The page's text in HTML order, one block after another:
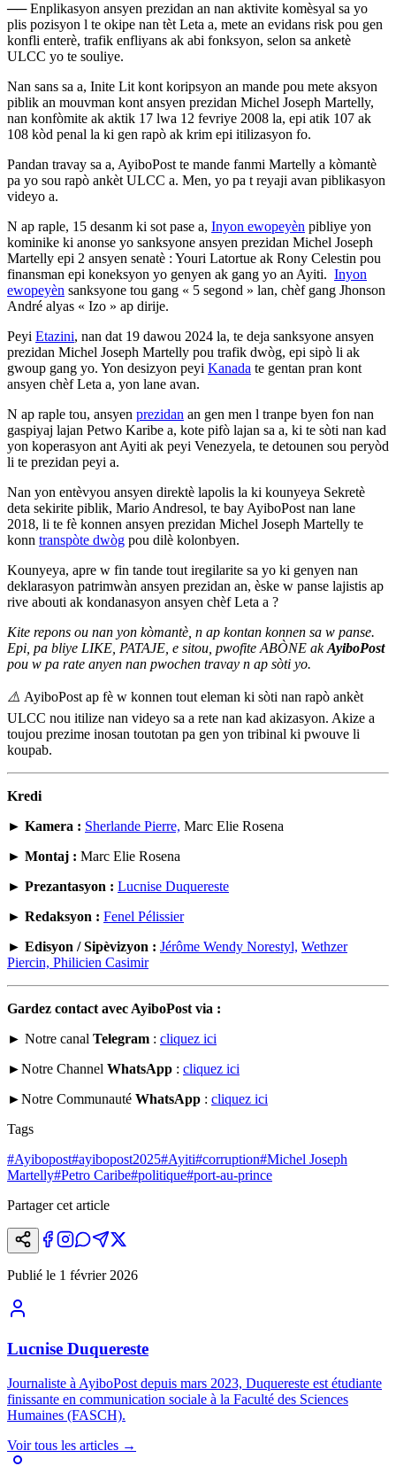
──Enplikasyon ansyen prezidan an nan aktivite komèsyal sa yo
plis pozisyon l te okipe nan tèt Leta a, mete an evidans risk pou gen
konfli enterè, trafik enfliyans ak abi fonksyon, selon sa anketè
ULCC yo te souliye.
Nan sans sa a, Inite Lit kont koripsyon an mande pou mete aksyon
piblik an mouvman kont ansyen prezidan Michel Joseph Martelly,
nan konfòmite ak aktik 17 lwa 12 fevriye 2008 la, epi atik 107 ak
108 kòd penal la ki gen rapò ak krim epi itilizasyon fo.
Pandan travay sa a, AyiboPost te mande fanmi Martelly a kòmantè
pa yo sou rapò ankèt ULCC a. Men, yo pa t reyaji avan piblikasyon
videyo a.
N ap raple, 15 desanm ki sot pase a, Inyon ewopeyèn pibliye yon
kominike ki anonse yo sanksyone ansyen prezidan Michel Joseph
Martelly epi 2 ansyen senatè : Youri Latortue ak Rony Celestin pou
finansman epi koneksyon yo genyen ak gang yo an Ayiti. Inyon
ewopeyèn sanksyone tou gang « 5 segond » lan, chèf gang Jhonson
André alyas « Izo » ap dirije.
Peyi Etazini, nan dat 19 dawou 2024 la, te deja sanksyone ansyen
prezidan Michel Joseph Martelly pou trafik dwòg, epi sipò li ak
gwoup gang yo. Yon desizyon peyi Kanada te gentan pran kont
ansyen chèf Leta a, yon lane avan.
N ap raple tou, ansyen prezidan an gen men l tranpe byen fon nan
gaspiyaj lajan Petwo Karibe a, kote pifò lajan sa a, ki te sòti nan kad
yon koperasyon ant Ayiti ak peyi Venezyela, te detounen sou peryòd
li te prezidan peyi a.
Nan yon entèvyou ansyen direktè lapolis la ki kounyeya Sekretè
deta sekirite piblik, Mario Andresol, te bay AyiboPost nan lane
2018, li te fè konnen ansyen prezidan Michel Joseph Martelly te
konn transpòte dwòg pou dilè kolonbyen.
Kounyeya, apre w fin tande tout iregilarite sa yo ki genyen nan
deklarasyon patrimwàn ansyen prezidan an, èske w panse lajistis ap
rive abouti ak kondanasyon ansyen chèf Leta a ?
Kite repons ou nan yon kòmantè, n ap kontan konnen sa w panse.
Epi, pa bliye LIKE, PATAJE, e sitou, pwofite ABÒNE akAyiboPost
pou w pa rate anyen nan pwochen travay n ap sòti yo.
⚠️ AyiboPost ap fè w konnen tout eleman ki sòti nan rapò ankèt
ULCC nou itilize nan videyo sa a rete nan kad akizasyon. Akize a
toujou prezime inosan toutotan pa gen yon tribinal ki pwouve li
koupab.
Kredi
► Kamera : Sherlande Pierre, Marc Elie Rosena
► Montaj : Marc Elie Rosena
► Prezantasyon : Lucnise Duquereste
► Redaksyon : Fenel Pélissier
► Edisyon / Sipèvizyon : Jérôme Wendy Norestyl, Wethzer
Piercin, Philicien Casimir
Gardez contact avec AyiboPost via :
► Notre canal Telegram : cliquez ici
►Notre Channel WhatsApp : cliquez ici
►Notre Communauté WhatsApp : cliquez ici
Tags
#Ayibopost#ayibopost2025#Ayiti#corruption#Michel Joseph
Martelly#Petro Caribe#politique#port-au-prince
Partager cet article
Publié le 1 février 2026
Lucnise Duquereste
Journaliste à AyiboPost depuis mars 2023, Duquereste est étudiante
finissante en communication sociale à la Faculté des Sciences
Humaines (FASCH).
Voir tous les articles →